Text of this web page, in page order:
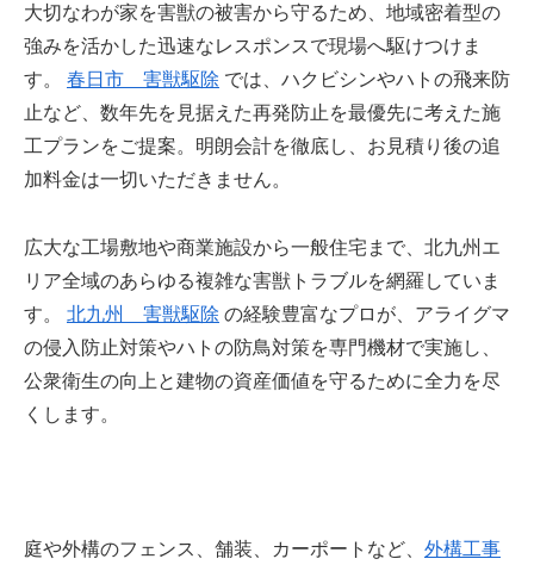
大切なわが家を害獣の被害から守るため、地域密着型の
強みを活かした迅速なレスポンスで現場へ駆けつけま
す。 春日市 害獣駆除 では、ハクビシンやハトの飛来防
止など、数年先を見据えた再発防止を最優先に考えた施
工プランをご提案。明朗会計を徹底し、お見積り後の追
加料金は一切いただきません。
広大な工場敷地や商業施設から一般住宅まで、北九州エ
リア全域のあらゆる複雑な害獣トラブルを網羅していま
す。 北九州 害獣駆除 の経験豊富なプロが、アライグマ
の侵入防止対策やハトの防鳥対策を専門機材で実施し、
公衆衛生の向上と建物の資産価値を守るために全力を尽
くします。
庭や外構のフェンス、舗装、カーポートなど、 外構工事